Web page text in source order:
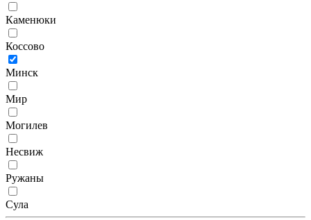
Каменюки
Коссово
Минск
Мир
Могилев
Несвиж
Ружаны
Сула